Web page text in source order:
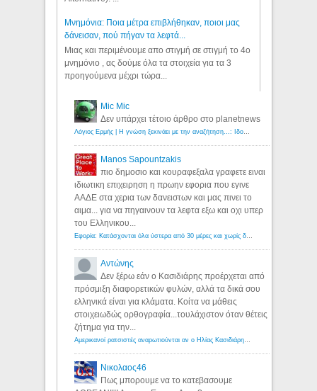
Μνημόνια: Ποια μέτρα επιβλήθηκαν, ποιοι μας
δάνεισαν, πού πήγαν τα λεφτά...
Μιας και περιμένουμε απο στιγμή σε στιγμή το 4ο
μνημόνιο , ας δούμε όλα τα στοιχεία για τα 3
προηγούμενα μέχρι τώρα...
Mic Mic
Δεν υπάρχει τέτοιο άρθρο στο planetnews
Λόγιος Ερμής | Η γνώση ξεκινάει με την αναζήτηση...: Ιδού οι 18 που χρωστούν 11 δις ευρώ!
Manos Sapountzakis
πιο δημοσιο και κουραφεξαλα γραφετε ειναι
ιδιωτικη επιχειρηση η πρωην εφορια που εγινε
ΑΑΔΕ στα χερια των δανειστων και μας πινει το
αιμα... για να πηγαινουν τα λεφτα εξω και οχι υπερ
του Ελληνικου...
Εφορία: Κατάσχονται όλα ύστερα από 30 μέρες και χωρίς δικαστικές αποφάσεις - Λόγιος Ερμής
Αντώνης
Δεν ξέρω εάν ο Κασιδιάρης προέρχεται από
πρόσμιξη διαφορετικών φυλών, αλλά τα δικά σου
ελληνικά είναι για κλάματα. Κοίτα να μάθεις
στοιχειωδώς ορθογραφία...τουλάχιστον όταν θέτεις
ζήτημα για την...
Αμερικανοί ρατσιστές αναρωτιούνται αν ο Ηλίας Κασιδιάρης ανήκει στη λευκή φυλή... - Λόγιος Ερμής
Νικολαος46
Πως μπορουμε να το κατεβασουμε